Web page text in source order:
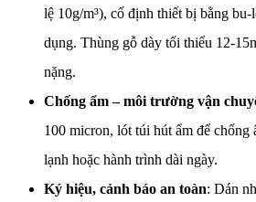
lệ 10g/m³), cố định thiết bị bằng
dụng. Thùng gỗ dày tối thiểu 12-
nặng.
Chống ẩm – môi trường vận
100 micron, lót túi hút ẩm để chống
lạnh hoặc hành trình dài ngày.
Ký hiệu, cảnh báo an toàn: Dán